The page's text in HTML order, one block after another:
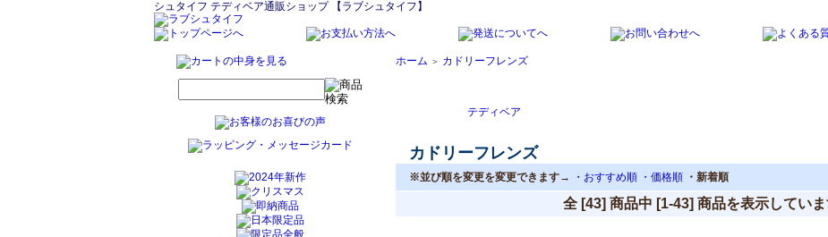
シュタイフ テディベア通販ショップ 【ラブシュタイフ】
ホーム ＞ カドリーフレンズ
テディベア
カドリーフレンズ
※並び順を変更を変更できます→ ・おすすめ順 ・価格順 ・新着順
全 [43] 商品中 [1-43] 商品を表示していま